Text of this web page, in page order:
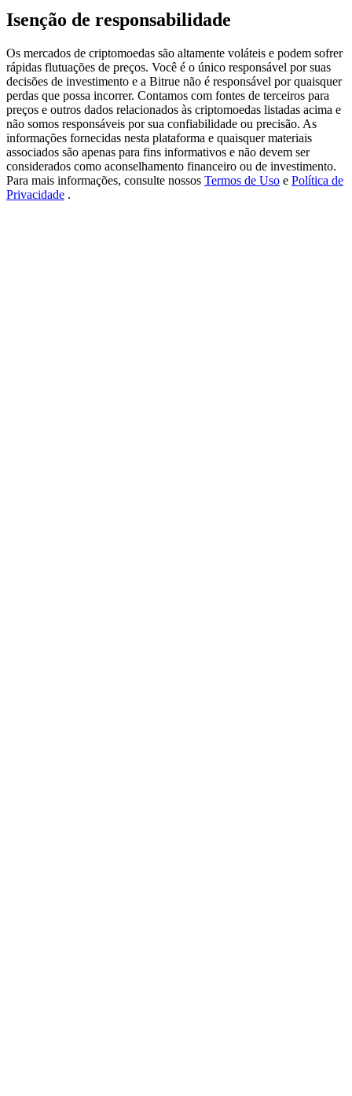
Trade Gold & Silver · 33,333 USDT Bonus
USDT New User Exclusive 10% APR
USDT Flexible Staking | Daily Rewards
New Listing Futures Fest
Isenção de responsabilidade
Os mercados de criptomoedas são altamente voláteis e podem sofrer
rápidas flutuações de preços. Você é o único responsável por suas
decisões de investimento e a Bitrue não é responsável por quaisquer
perdas que possa incorrer. Contamos com fontes de terceiros para
preços e outros dados relacionados às criptomoedas listadas acima e
não somos responsáveis por sua confiabilidade ou precisão. As
informações fornecidas nesta plataforma e quaisquer materiais
associados são apenas para fins informativos e não devem ser
considerados como aconselhamento financeiro ou de investimento.
Para mais informações, consulte nossos Termos de Uso e Política de
Privacidade .